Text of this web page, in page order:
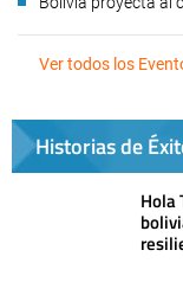
Ver todos los
Historias de
Hola